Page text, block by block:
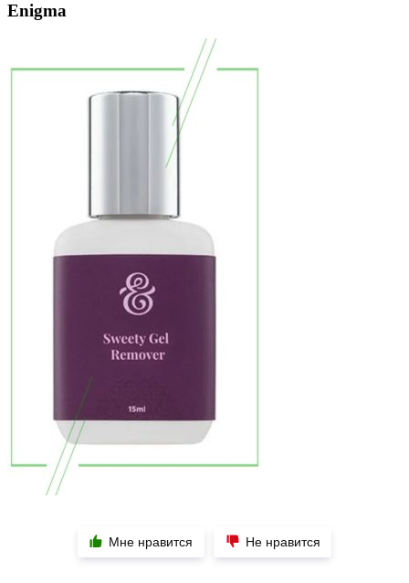
Enigma
Мне нравится Не нравится